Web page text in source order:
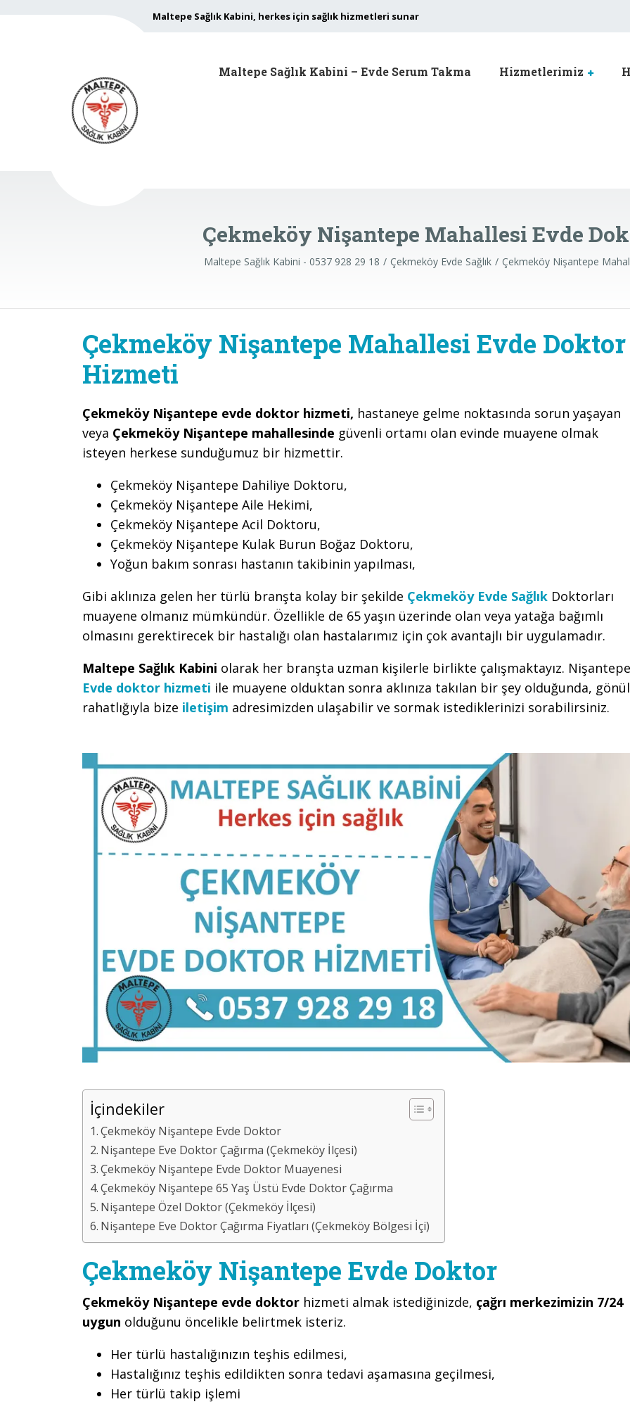
Maltepe Sağlık Kabini, herkes için sağlık hizmetleri sunar
Maltepe Sağlık Kabini – Evde Serum Takma Hizmetlerimiz
Çekmeköy Nişantepe Mahallesi Evde
Maltepe Sağlık Kabini - 0537 928 29 18 Çekmeköy Evde Sağlık Çekmeköy Nişantepe
Çekmeköy Nişantepe Mahallesi Evde Doktor
Hizmeti
Çekmeköy Nişantepe evde doktor hizmeti, hastaneye gelme noktasında sorun yaşayan
veya Çekmeköy Nişantepe mahallesinde güvenli ortamı olan evinde muayene olmak
isteyen herkese sunduğumuz bir hizmettir.
Çekmeköy Nişantepe Dahiliye Doktoru,
Çekmeköy Nişantepe Aile Hekimi,
Çekmeköy Nişantepe Acil Doktoru,
Çekmeköy Nişantepe Kulak Burun Boğaz Doktoru,
Yoğun bakım sonrası hastanın takibinin yapılması,
Gibi aklınıza gelen her türlü branşta kolay bir şekilde Çekmeköy Evde Sağlık Doktorları
muayene olmanız mümkündür. Özellikle de 65 yaşın üzerinde olan veya yatağa bağımlı
olmasını gerektirecek bir hastalığı olan hastalarımız için çok avantajlı bir uygulamadır.
Maltepe Sağlık Kabini olarak her branşta uzman kişilerle birlikte çalışmaktayız. Nişantepe
Evde doktor hizmeti ile muayene olduktan sonra aklınıza takılan bir şey olduğunda, gönül
rahatlığıyla bize iletişim adresimizden ulaşabilir ve sormak istediklerinizi sorabilirsiniz.
İçindekiler
Çekmeköy Nişantepe Evde Doktor
Nişantepe Eve Doktor Çağırma (Çekmeköy İlçesi)
Çekmeköy Nişantepe Evde Doktor Muayenesi
Çekmeköy Nişantepe 65 Yaş Üstü Evde Doktor Çağırma
Nişantepe Özel Doktor (Çekmeköy İlçesi)
Nişantepe Eve Doktor Çağırma Fiyatları (Çekmeköy Bölgesi İçi)
Çekmeköy Nişantepe Evde Doktor
Çekmeköy Nişantepe evde doktor hizmeti almak istediğinizde, çağrı merkezimizin 7/24
uygun olduğunu öncelikle belirtmek isteriz.
Her türlü hastalığınızın teşhis edilmesi,
Hastalığınız teşhis edildikten sonra tedavi aşamasına geçilmesi,
Her türlü takip işlemi